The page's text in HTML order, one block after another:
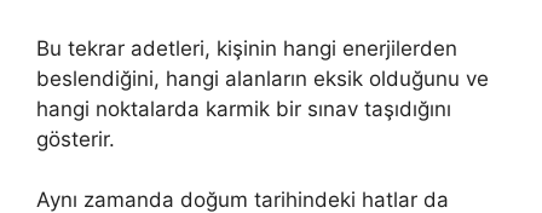
Bu tekrar adetleri, kişinin hangi enerjilerden
beslendiğini, hangi alanların eksik olduğunu ve
hangi noktalarda karmik bir sınav taşıdığını
gösterir.
Aynı zamanda doğum tarihindeki hatlar da